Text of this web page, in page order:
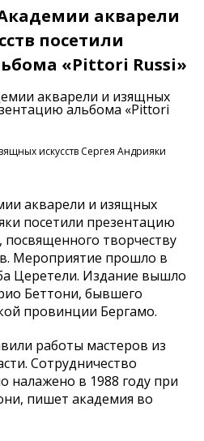
акварели
посетили
«Pittori Russi»
искусств Сергея Андрияки
акварели и изящных
посетили презентацию
творчеству
Мероприятие прошло в
Церетели. Издание вышло
Беттони, бывшего
провинции Бергамо.
работы мастеров из
Сотрудничество
налажено в 1988 году при
пишет академия во